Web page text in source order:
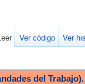
del Trabajo).
Ver código Ver